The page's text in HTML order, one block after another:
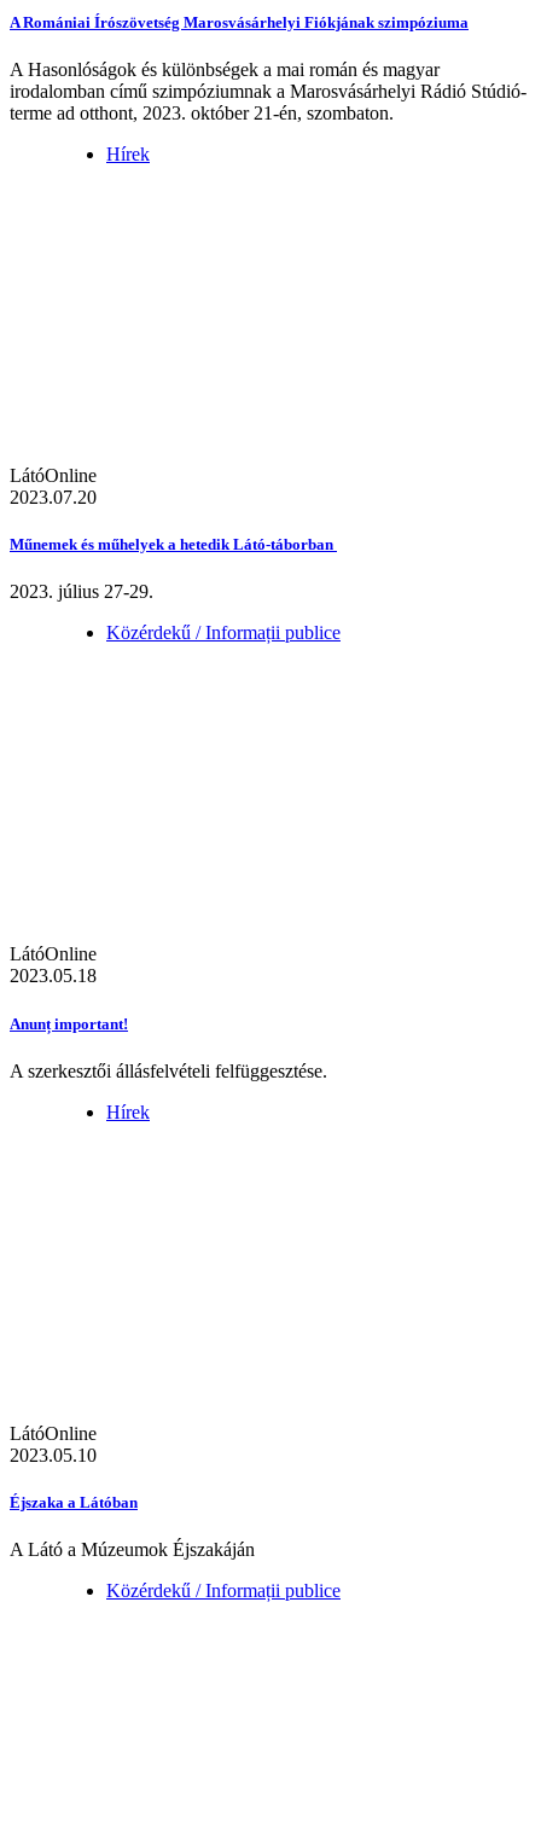
A Romániai Írószövetség Marosvásárhelyi Fiókjának szimpóziuma
A Hasonlóságok és különbségek a mai román és magyar
irodalomban című szimpóziumnak a Marosvásárhelyi Rádió Stúdió-
terme ad otthont, 2023. október 21-én, szombaton.
Hírek
LátóOnline
2023.07.20
Műnemek és műhelyek a hetedik Látó-táborban
2023. július 27-29.
Közérdekű / Informații publice
LátóOnline
2023.05.18
Anunț important!
A szerkesztői állásfelvételi felfüggesztése.
Hírek
LátóOnline
2023.05.10
Éjszaka a Látóban
A Látó a Múzeumok Éjszakáján
Közérdekű / Informații publice